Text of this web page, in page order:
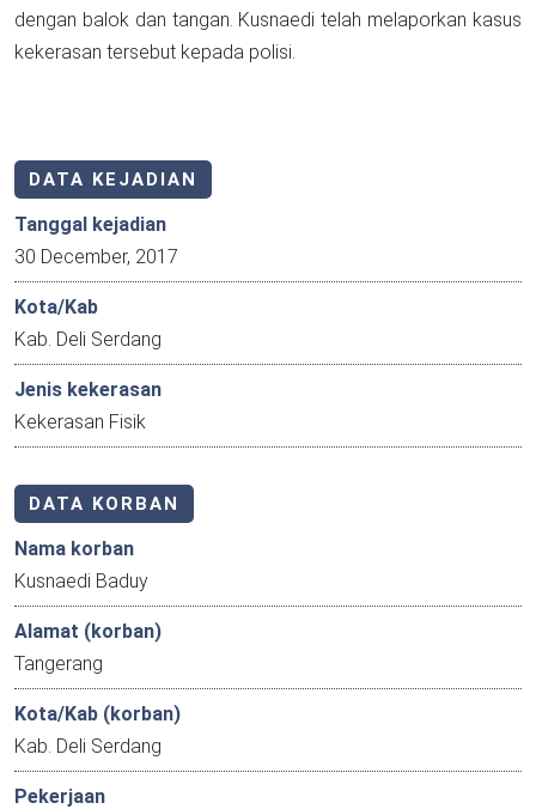
dengan balok dan tangan. Kusnaedi telah melaporkan kasus
kekerasan tersebut kepada polisi.
DATA KEJADIAN
Tanggal kejadian
30 December, 2017
Kota/Kab
Kab. Deli Serdang
Jenis kekerasan
Kekerasan Fisik
DATA KORBAN
Nama korban
Kusnaedi Baduy
Alamat (korban)
Tangerang
Kota/Kab (korban)
Kab. Deli Serdang
Pekerjaan